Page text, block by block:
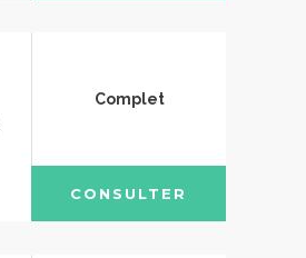
Complet
CONSULTER